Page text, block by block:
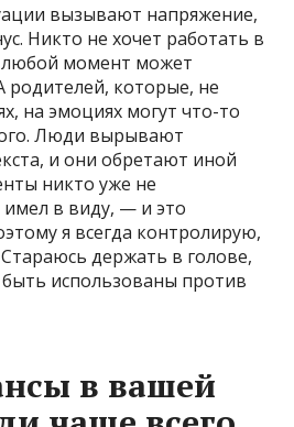
вызывают напряжение,
Никто не хочет работать в
любой момент может
родителей, которые, не
на эмоциях могут что-то
Люди вырывают
и они обретают иной
никто уже не
имел в виду, — и это
я всегда контролирую,
держать в голове,
быть использованы против
в вашей